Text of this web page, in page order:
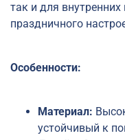
так и для
праздничного
Особенности:
Материал:
устойчивый к